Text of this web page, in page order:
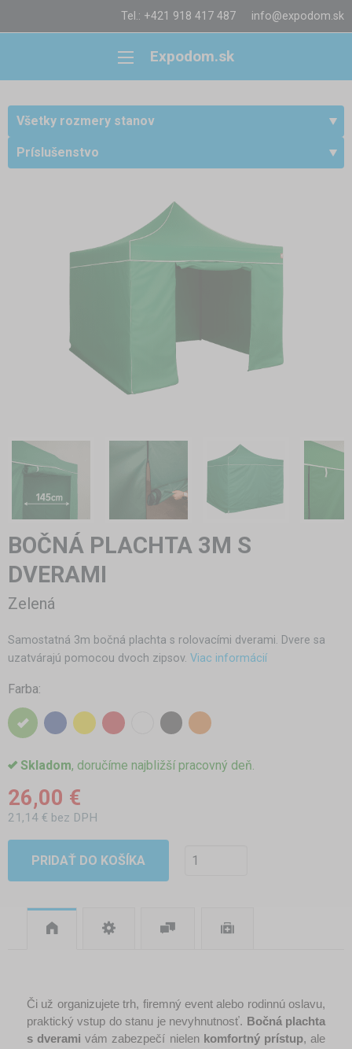
Tel.: +421 918 417 487 info@expodom.sk
Expodom.sk
Všetky rozmery stanov
Príslušenstvo
BOČNÁ PLACHTA 3M S
DVERAMI
Zelená
Samostatná 3m bočná plachta s rolovacími dverami. Dvere sa
uzatvárajú pomocou dvoch zipsov. Viac informácií
Farba:
Skladom, doručíme najbližší pracovný deň.
26,00 €
21,14 € bez DPH
PRIDAŤ DO KOŠÍKA
Či už organizujete trh, firemný event alebo rodinnú oslavu,
praktický vstup do stanu je nevyhnutnosť. Bočná plachta
s dverami vám zabezpečí nielen komfortný prístup, ale